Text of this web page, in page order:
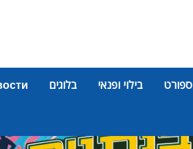
ספורט בילוי ופנאי בלוגים